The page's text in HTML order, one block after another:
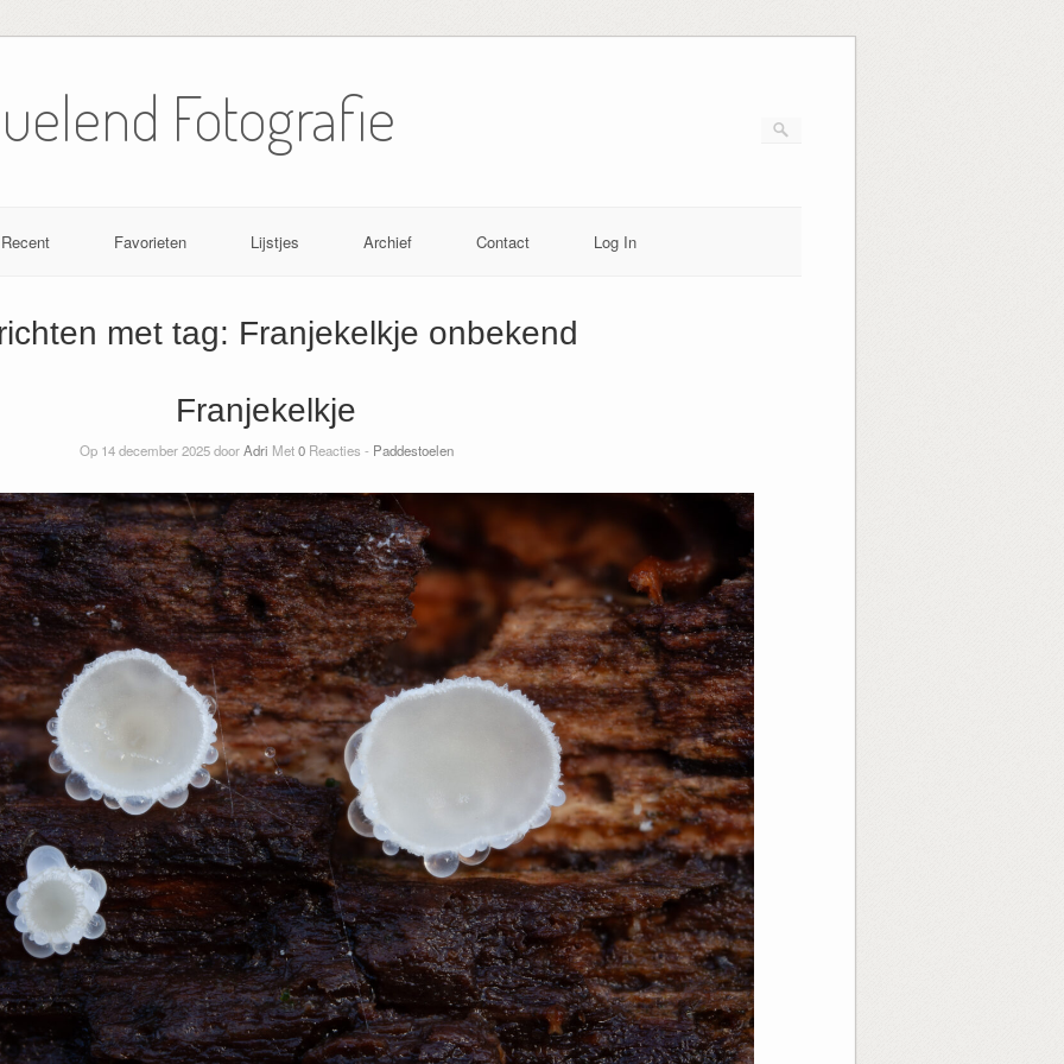
Fotografie
Recent Favorieten Lijstjes Archief Contact Log In
met tag: Franjekelkje onbekend
Franjekelkje
Op 14 december 2025 doorAdri Met0Reacties - Paddestoelen